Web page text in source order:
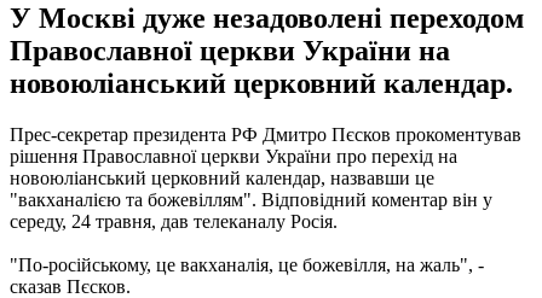
У Москві дуже незадоволені переходом
Православної церкви України на
новоюліанський церковний календар.
Прес-секретар президента РФ Дмитро Пєсков прокоментував
рішення Православної церкви України про перехід на
новоюліанський церковний календар, назвавши це
"вакханалією та божевіллям". Відповідний коментар він у
середу, 24 травня, дав телеканалу Росія.
"По-російському, це вакханалія, це божевілля, на жаль", -
сказав Пєсков.